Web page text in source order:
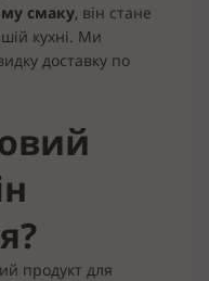
смаку, він стане
кухні. Ми
доставку по
продукт для